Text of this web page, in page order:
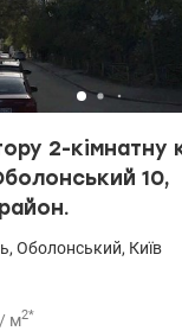
2-кімнатну
10,
, Оболонський, Київ
/ м2*